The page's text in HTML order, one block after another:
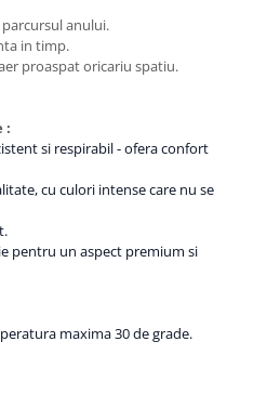
anului.
in timp.
proaspat oricariu spatiu.
:
si respirabil - ofera confort
cu culori intense care nu se
pentru un aspect premium si
maxima 30 de grade.